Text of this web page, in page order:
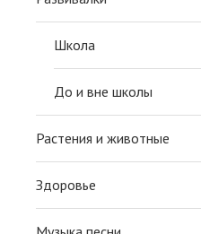
Школа
До и вне школы
Растения и животные
Здоровье